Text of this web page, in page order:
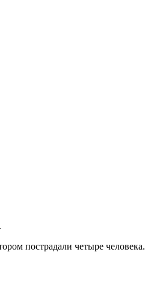
пострадали четыре человека.